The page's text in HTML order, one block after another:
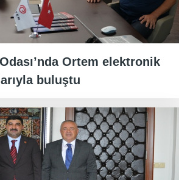
Ortem elektronik
buluştu